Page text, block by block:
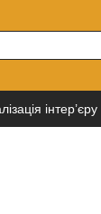
інтер’єру